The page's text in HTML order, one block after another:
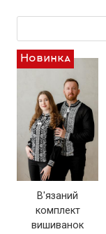
Новинка
В'язаний
комплект
вишиванок